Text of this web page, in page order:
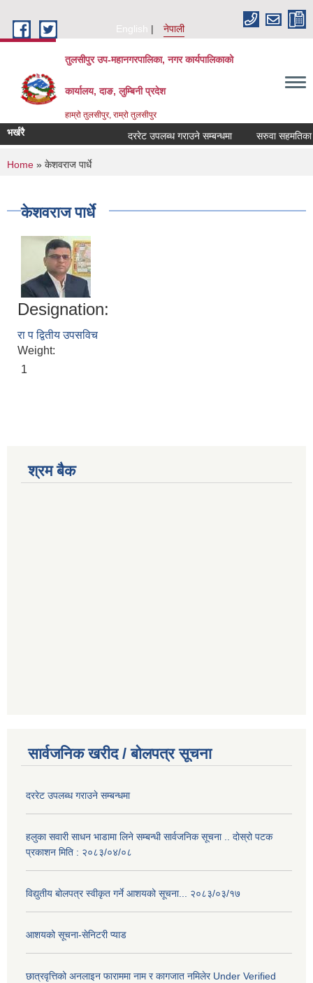
English
नेपाली
तुलसीपुर उप-महानगरपालिका, नगर कार्यपालिकाको
कार्यालय, दाङ, लुम्बिनी प्रदेश
हाम्रो तुलसीपुर, राम्रो तुलसीपुर
भर्खरै दररेट उपलब्ध गराउने सम्बन्धमा सरुवा सहमतिका
You are here
Home » केशवराज पार्धे
केशवराज पार्धे
Designation:
रा प द्वितीय उपसविच
Weight:
1
श्रम बैक
सार्वजनिक खरीद / बोलपत्र सूचना
दररेट उपलब्ध गराउने सम्बन्धमा
हलुका सवारी साधन भाडामा लिने सम्बन्धी सार्वजनिक सूचना .. दोस्रो पटक
प्रकाशन मिति : २०८३/०४/०८
विद्युतीय बोलपत्र स्वीकृत गर्ने आशयको सूचना... २०८३/०३/१७
आशयको सूचना-सेनिटरी प्याड
छात्रवृत्तिको अनलाइन फाराममा नाम र कागजात नमिलेर Under Verified